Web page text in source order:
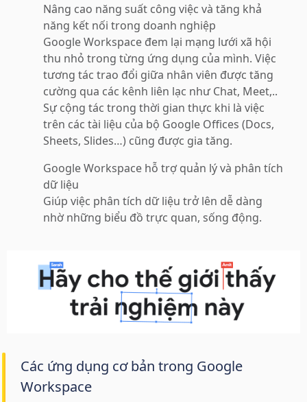
Nâng cao năng suất công việc và tăng khả
năng kết nối trong doanh nghiệp
Google Workspace đem lại mạng lưới xã hội
thu nhỏ trong từng ứng dụng của mình. Việc
tương tác trao đổi giữa nhân viên được tăng
cường qua các kênh liên lạc như Chat, Meet,..
Sự cộng tác trong thời gian thực khi là việc
trên các tài liệu của bộ Google Offices (Docs,
Sheets, Slides…) cũng được gia tăng.
Google Workspace hỗ trợ quản lý và phân tích
dữ liệu
Giúp việc phân tích dữ liệu trở lên dễ dàng
nhờ những biểu đồ trực quan, sống động.
Các ứng dụng cơ bản trong Google
Workspace